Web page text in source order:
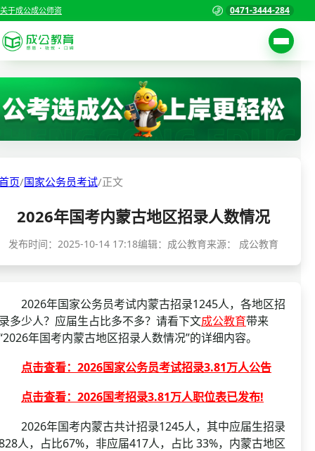
关于成公成公师资 0471-3444-284
考试公告
职位表
准考证打印
考试政策
成绩查询
资格复审
面试补录
历年真题
公务员课程
首页
国家公务员考试
警察/辅警考试
教师资格/教师编制
国企/银行考试
页/国家公务员考试/正文
2026年国考内蒙古地区招录人数情况
发布时间： 2025-10-14 17:18编辑：成公教育来源： 成公教育
年国家公务员考试内蒙古招录1245人，各地区招
多少人？应届生占比多不多？请看下文成公教育带来
年国考内蒙古地区招录人数情况”的详细内容。
点击查看：2026国家公务员考试招录3.81万人公告
点击查看：2026国考招录3.81万人职位表已发布!
年国考内蒙古共计招录1245人，其中应届生招录
人，占比67%，非应届417人，占比 33%，内蒙古地区